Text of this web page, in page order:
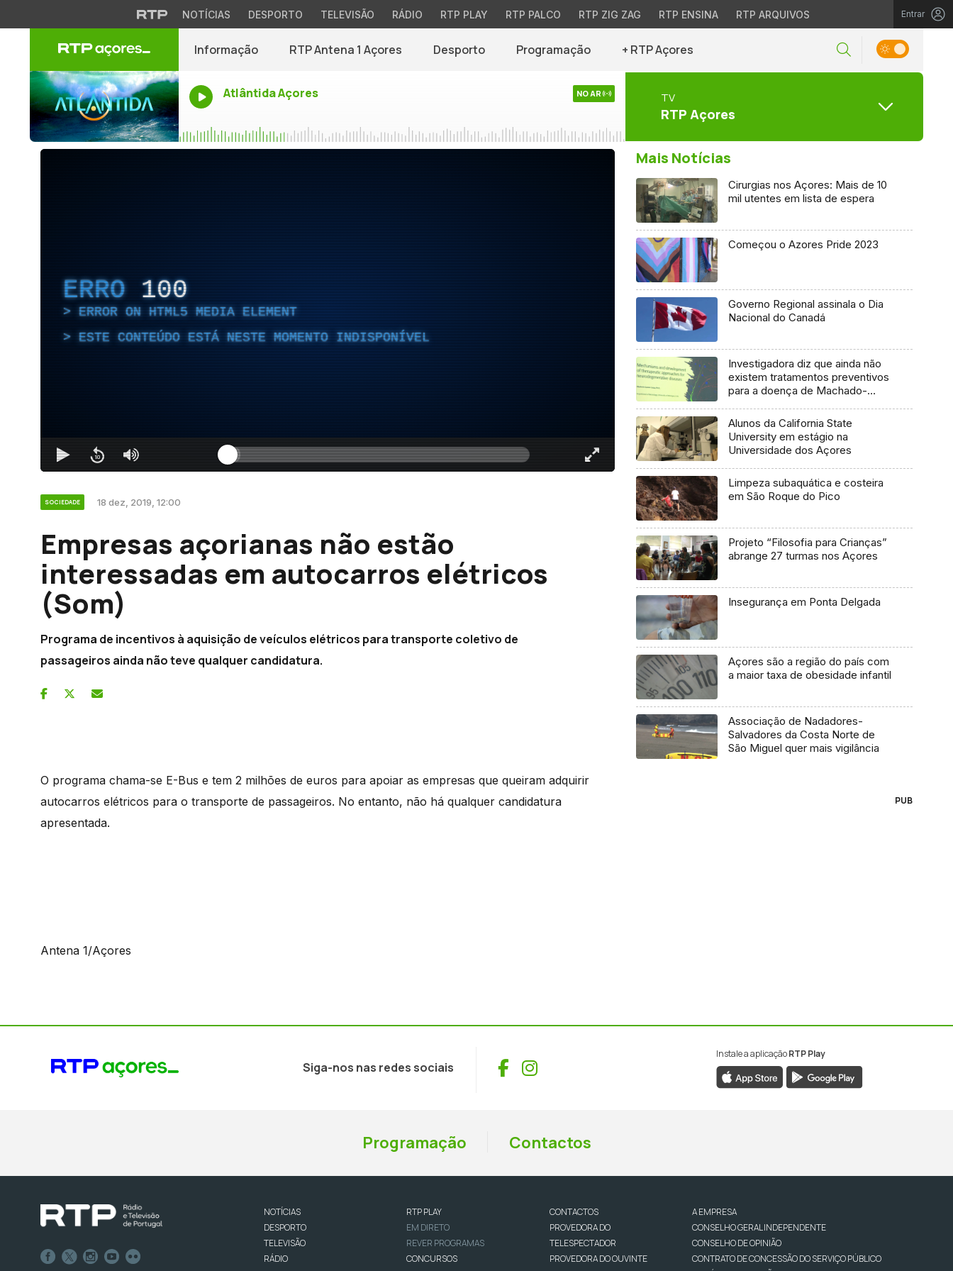
NOTÍCIAS DESPORTO TELEVISÃO RÁDIO RTP PLAY RTP PALCO RTP ZIG ZAG RTP ENSINA RTP ARQUIVOS Entrar
Informação RTP Antena 1 Açores Desporto Programação + RTP Açores
Atlântida Açores NO AR TV
RTP Açores
ERRO 100
ERROR ON HTML5 MEDIA ELEMENT
ESTE CONTEÚDO ESTÁ NESTE MOMENTO INDISPONÍVEL
SOCIEDADE 18 dez, 2019, 12:00
Empresas açorianas não estão
interessadas em autocarros elétricos
(Som)
Programa de incentivos à aquisição de veículos elétricos para transporte coletivo de
passageiros ainda não teve qualquer candidatura.
O programa chama-se E-Bus e tem 2 milhões de euros para apoiar as empresas que queiram adquirir
autocarros elétricos para o transporte de passageiros. No entanto, não há qualquer candidatura
apresentada.
Antena 1/Açores
Mais Notícias
Cirurgias nos Açores: Mais de 10
mil utentes em lista de espera
Começou o Azores Pride 2023
Governo Regional assinala o Dia
Nacional do Canadá
Investigadora diz que ainda não
existem tratamentos preventivos
para a doença de Machado-
Alunos da California State
University em estágio na
Universidade dos Açores
Limpeza subaquática e costeira
em São Roque do Pico
Projeto “Filosofia para Crianças”
abrange 27 turmas nos Açores
Insegurança em Ponta Delgada
Açores são a região do país com
a maior taxa de obesidade infantil
Associação de Nadadores-
Salvadores da Costa Norte de
São Miguel quer mais vigilância
PUB
Siga-nos nas redes sociais Facebook
Instagram
Instale a aplicaçãoRTP Play
Programação Contactos
NOTÍCIAS
DESPORTO
TELEVISÃO
RÁDIO
RTP PLAY
EM DIRETO
REVER PROGRAMAS
CONCURSOS
CONTACTOS
PROVEDORA DO
TELESPECTADOR
PROVEDORA DO OUVINTE
A EMPRESA
CONSELHO GERAL INDEPENDENTE
CONSELHO DE OPINIÃO
CONTRATO DE CONCESSÃO DO SERVIÇO PÚBLICO